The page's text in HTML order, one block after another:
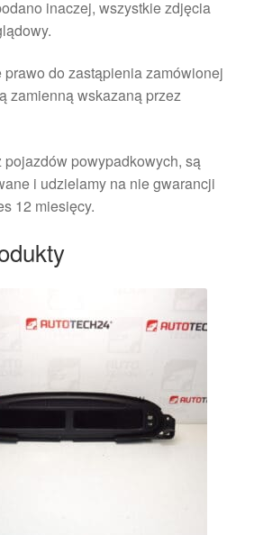
inaczej, wszystkie zdjęcia
do zastąpienia zamówionej
zamienną wskazaną przez
powypadkowych, są
i udzielamy na nie gwarancji
12 miesięcy.